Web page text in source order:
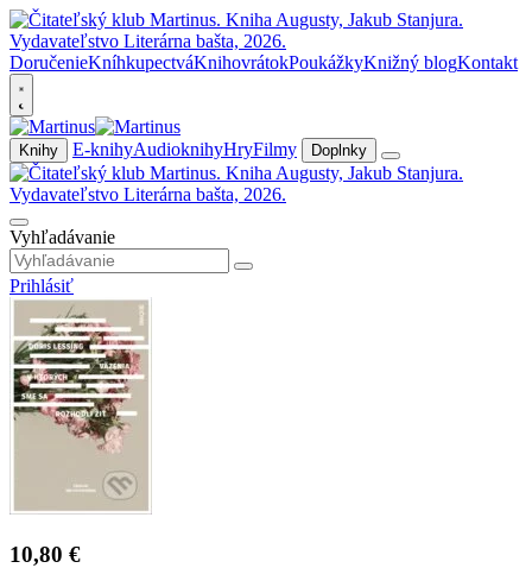
DoručenieKníhkupectváKnihovrátokPoukážkyKnižný blogKontakt
Knihy E-knihyAudioknihyHryFilmy Doplnky
Vyhľadávanie
Prihlásiť
10,80 €